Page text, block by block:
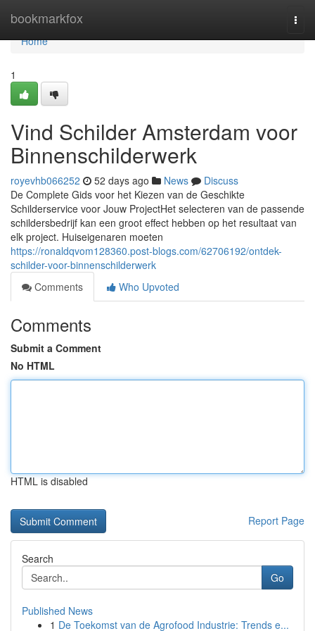
bookmarkfox
Home
Home
1
Vind Schilder Amsterdam voor
Binnenschilderwerk
royevhb066252 52 days ago News
Discuss
De Complete Gids voor het Kiezen van de Geschikte
Schilderservice voor Jouw ProjectHet selecteren van de passende
schildersbedrijf kan een groot effect hebben op het resultaat van
elk project. Huiseigenaren moeten
https://ronaldqvom128360.post-blogs.com/62706192/ontdek-
schilder-voor-binnenschilderwerk
Comments
Who Upvoted
Comments
Submit a Comment
No HTML
HTML is disabled
Report Page
Search
Go
Published News
1 De Toekomst van de Agrofood Industrie: Trends e...